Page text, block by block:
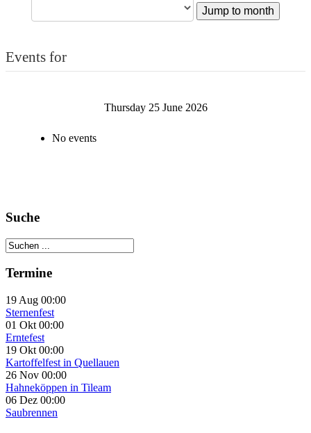
Jump to month
Events for
Thursday 25 June 2026
No events
Suche
Termine
19 Aug 00:00
Sternenfest
01 Okt 00:00
Erntefest
19 Okt 00:00
Kartoffelfest in Quellauen
26 Nov 00:00
Hahneköppen in Tileam
06 Dez 00:00
Saubrennen